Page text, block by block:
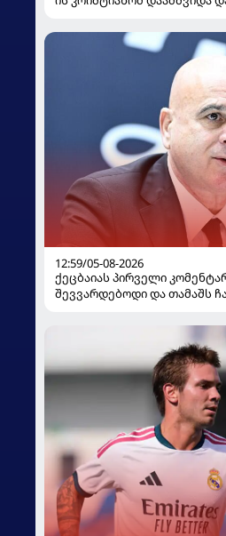
12:59/05-08-2026
ქეცბაიას პირველი
შევვარდებოდი და თამაშს